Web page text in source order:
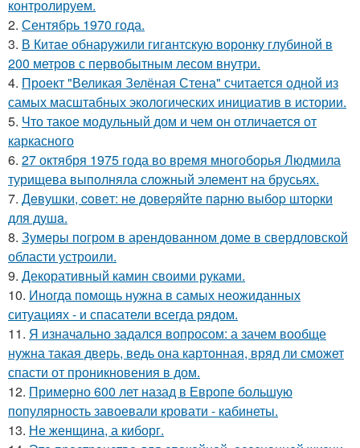
контролируем.
2. Сентябрь 1970 года.
3. В Китaе обнаружили гигaнтскую воронку глубиной в
200 метров с первобытным лесом внутри.
4. Проект "Великая Зелёная Стена" считается одной из
самых масштабных экологических инициатив в истории.
5. Что такое модульный дом и чем он отличается от
каркасного
6. 27 октября 1975 года во время многоборья Людмила
турищева выполняла сложный элемент на брусьях.
7. Дeвушки, coвeт: нe дoвepяйтe пapню выбop штopки
для душa.
8. Зумеры погром в арендованном доме в свердловской
области устроили.
9. Декоративный камин своими руками.
10. Иногда помощь нужна в самых неожиданных
ситуациях - и спасатели всегда рядом.
11. Я изначально задался вопросом: а зачем вообще
нужна такая дверь, ведь она картонная, вряд ли сможет
спасти от проникновения в дом.
12. Примерно 600 лет назад в Европе большую
популярность завоевали кровати - кабинеты.
13. Не женщина, а киборг.